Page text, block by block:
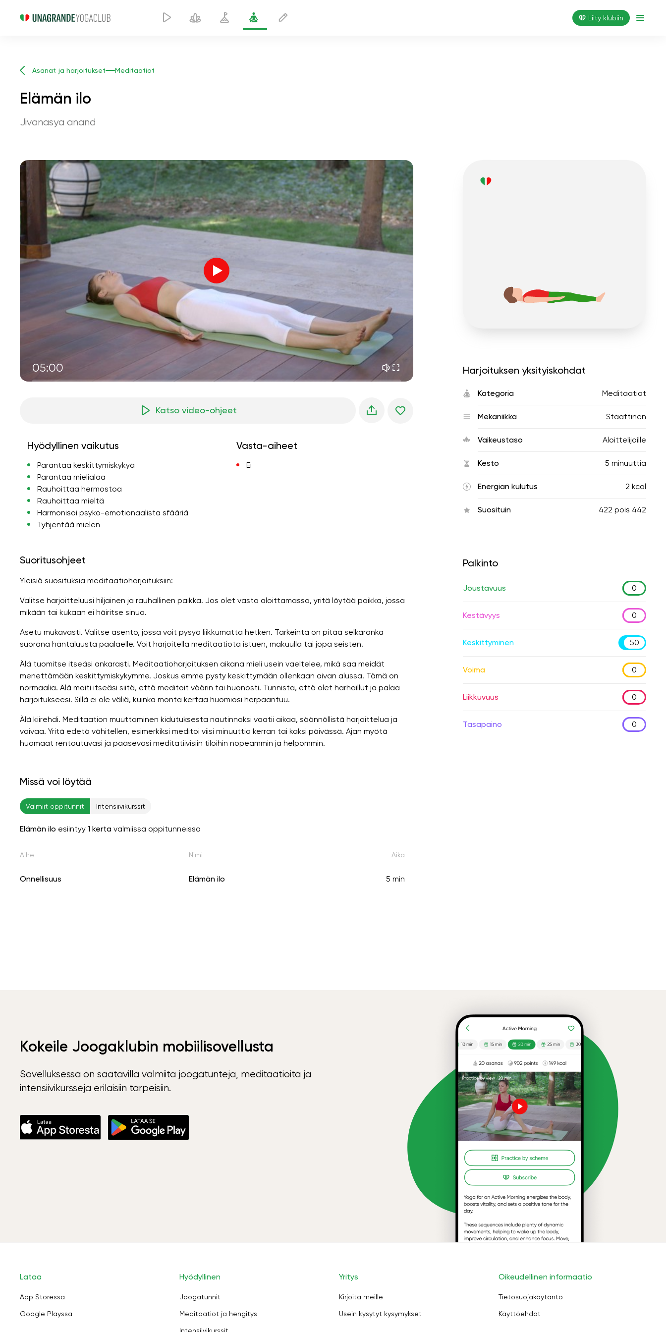
Liity klubiin
Asanat ja harjoitukset Meditaatiot
Elämän ilo
Jivanasya anand
05:00
sielun lento 01:44
sisäinen rauha 01:27
aamun unelmat 01:34
vuoren hiljaisuus
merituuli 02:00
tuulen ääni 02:00
kevätmetsä 02:00
Katso video-ohjeet
Hyödyllinen vaikutus
Parantaa keskittymiskykyä
Parantaa mielialaa
Rauhoittaa hermostoa
Rauhoittaa mieltä
Harmonisoi psyko-emotionaalista sfääriä
Tyhjentää mielen
Vasta-aiheet
Ei
Suoritusohjeet
Yleisiä suosituksia meditaatioharjoituksiin:
Valitse harjoitteluusi hiljainen ja rauhallinen paikka. Jos olet vasta aloittamassa, yritä löytää paikka, jossa
mikään tai kukaan ei häiritse sinua.
Asetu mukavasti. Valitse asento, jossa voit pysyä liikkumatta hetken. Tärkeintä on pitää selkäranka
suorana häntäluusta päälaelle. Voit harjoitella meditaatiota istuen, makuulla tai jopa seisten.
Älä tuomitse itseäsi ankarasti. Meditaatioharjoituksen aikana mieli usein vaeltelee, mikä saa meidät
menettämään keskittymiskykymme. Joskus emme pysty keskittymään ollenkaan aivan alussa. Tämä on
normaalia. Älä moiti itseäsi siitä, että meditoit väärin tai huonosti. Tunnista, että olet harhaillut ja palaa
harjoitukseesi. Sillä ei ole väliä, kuinka monta kertaa huomiosi herpaantuu.
Älä kiirehdi. Meditaation muuttaminen kidutuksesta nautinnoksi vaatii aikaa, säännöllistä harjoittelua ja
vaivaa. Yritä edetä vähitellen, esimerkiksi meditoi viisi minuuttia kerran tai kaksi päivässä. Ajan myötä
huomaat rentoutuvasi ja pääseväsi meditatiivisiin tiloihin nopeammin ja helpommin.
Missä voi löytää
Valmiit oppitunnit Intensiivikurssit
Elämän ilo esiintyy 1 kerta valmiissa oppitunneissa
Aihe Nimi Aika
Onnellisuus Elämän ilo 5 min
Harjoituksen yksityiskohdat
Kategoria Meditaatiot
Mekaniikka Staattinen
Vaikeustaso Aloittelijoille
Kesto 5 minuuttia
Energian kulutus 2 kcal
Suosituin 422 pois 442
Palkinto
Joustavuus 0
Kestävyys 0
Keskittyminen 50
Voima 0
Liikkuvuus 0
Tasapaino 0
Kokeile Joogaklubin mobiilisovellusta
Sovelluksessa on saatavilla valmiita joogatunteja, meditaatioita ja
intensiivikursseja erilaisiin tarpeisiin.
Lataa
App Storessa
Google Playssa
Hyödyllinen
Joogatunnit
Meditaatiot ja hengitys
Yritys
Kirjoita meille
Usein kysytyt kysymykset
Oikeudellinen informaatio
Tietosuojakäytäntö
Käyttöehdot